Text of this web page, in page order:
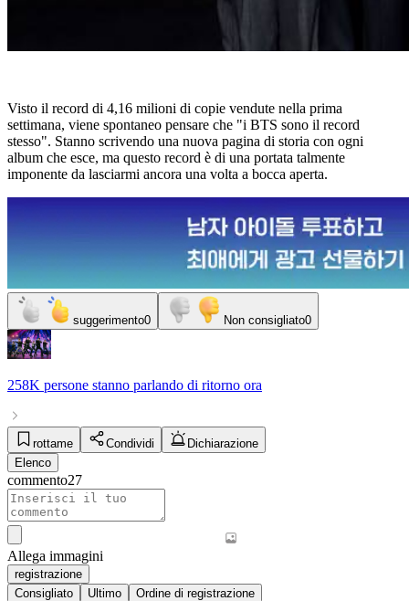
Visto il record di 4,16 milioni di copie vendute nella prima
settimana, viene spontaneo pensare che "i BTS sono il record
stesso". Stanno scrivendo una nuova pagina di storia con ogni
album che esce, ma questo record è di una portata talmente
imponente da lasciarmi ancora una volta a bocca aperta.
suggerimento0 Non consigliato0
258K persone stanno parlando di ritorno ora
rottame Condividi
Dichiarazione
Elenco
commento27
Allega immagini
registrazione
Consigliato
Ultimo Ordine di registrazione